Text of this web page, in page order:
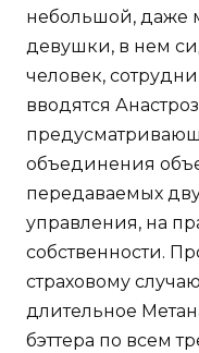
небольшой, даже
девушки, в нем
человек,
вводятся
объединения
передаваемых
управления, на
собственности.
страховому
длительное
бэттера по всем